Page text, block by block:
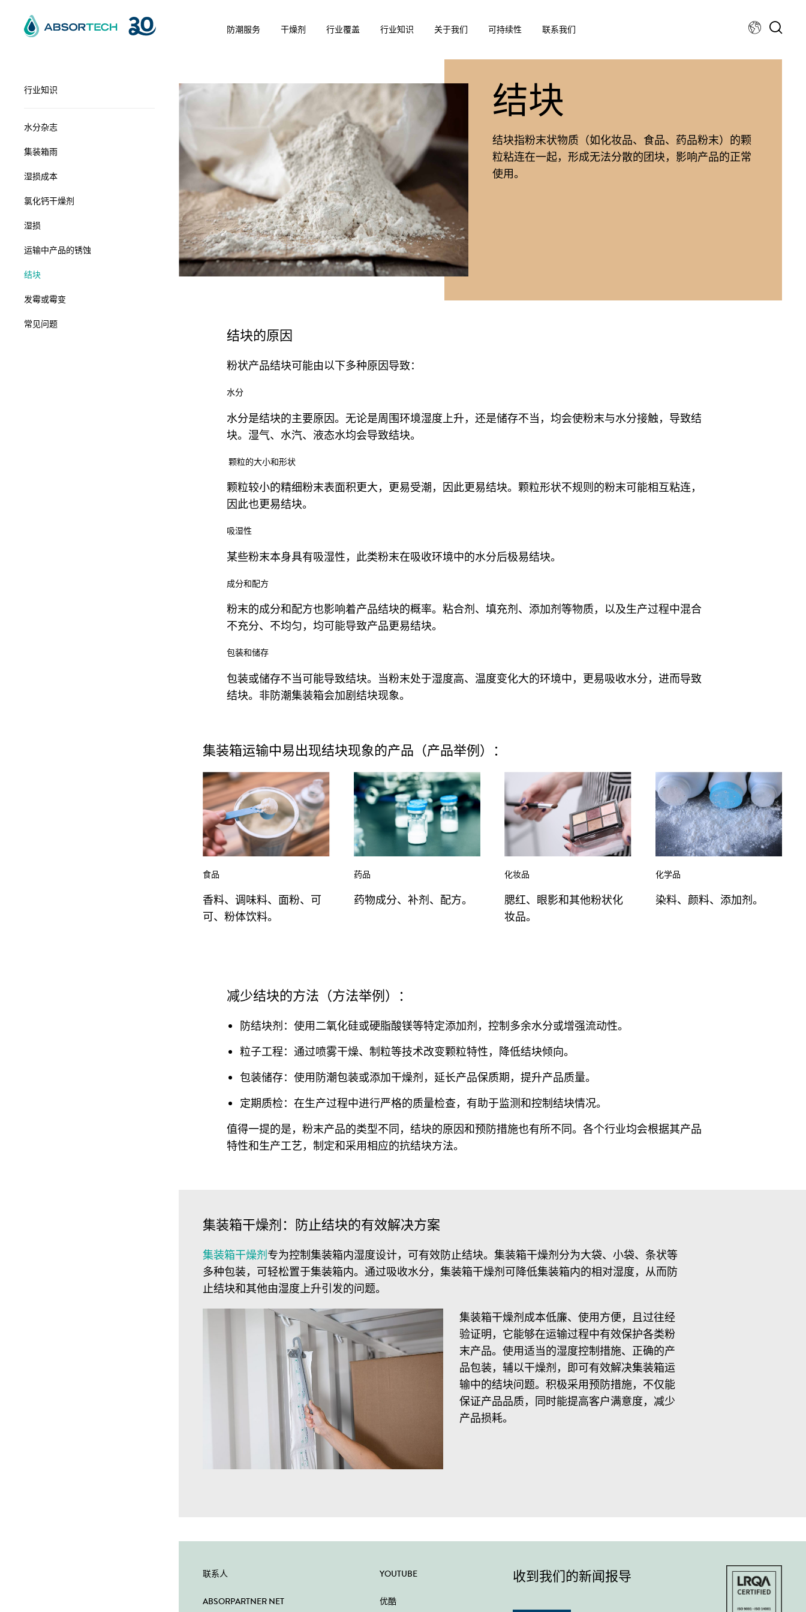
content
防潮服务 干燥剂 行业覆盖 行业知识 关于我们 可持续性 联系我们
行业知识
水分杂志
集装箱雨
湿损成本
氯化钙干燥剂
湿损
运输中产品的锈蚀
结块
发霉或霉变
常见问题
结块
结块指粉末状物质（如化妆品、食品、药品粉末）的颗
粒粘连在一起，形成无法分散的团块，影响产品的正常
使用。
结块的原因
粉状产品结块可能由以下多种原因导致：
水分
水分是结块的主要原因。无论是周围环境湿度上升，还是储存不当，均会使粉末与水分接触，导致结
块。湿气、水汽、液态水均会导致结块。
颗粒的大小和形状
颗粒较小的精细粉末表面积更大，更易受潮，因此更易结块。颗粒形状不规则的粉末可能相互粘连，
因此也更易结块。
吸湿性
某些粉末本身具有吸湿性，此类粉末在吸收环境中的水分后极易结块。
成分和配方
粉末的成分和配方也影响着产品结块的概率。粘合剂、填充剂、添加剂等物质，以及生产过程中混合
不充分、不均匀，均可能导致产品更易结块。
包装和储存
包装或储存不当可能导致结块。当粉末处于湿度高、温度变化大的环境中，更易吸收水分，进而导致
结块。非防潮集装箱会加剧结块现象。
集装箱运输中易出现结块现象的产品（产品举例）：
食品
香料、调味料、面粉、可
可、粉体饮料。
药品
药物成分、补剂、配方。
化妆品
腮红、眼影和其他粉状化
妆品。
化学品
染料、颜料、添加剂。
减少结块的方法（方法举例）：
防结块剂：使用二氧化硅或硬脂酸镁等特定添加剂，控制多余水分或增强流动性。
粒子工程：通过喷雾干燥、制粒等技术改变颗粒特性，降低结块倾向。
包装储存：使用防潮包装或添加干燥剂，延长产品保质期，提升产品质量。
定期质检：在生产过程中进行严格的质量检查，有助于监测和控制结块情况。
值得一提的是，粉末产品的类型不同，结块的原因和预防措施也有所不同。各个行业均会根据其产品
特性和生产工艺，制定和采用相应的抗结块方法。
集装箱干燥剂：防止结块的有效解决方案
集装箱干燥剂专为控制集装箱内湿度设计，可有效防止结块。集装箱干燥剂分为大袋、小袋、条状等
多种包装，可轻松置于集装箱内。通过吸收水分，集装箱干燥剂可降低集装箱内的相对湿度，从而防
止结块和其他由湿度上升引发的问题。
集装箱干燥剂成本低廉、使用方便，且过往经
验证明，它能够在运输过程中有效保护各类粉
末产品。使用适当的湿度控制措施、正确的产
品包装，辅以干燥剂，即可有效解决集装箱运
输中的结块问题。积极采用预防措施，不仅能
保证产品品质，同时能提高客户满意度，减少
产品损耗。
联系人
ABSORPARTNER NET
YOUTUBE
优酷
收到我们的新闻报导